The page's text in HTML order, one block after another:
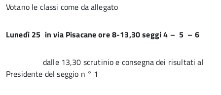
Votano le classi come da allegato
Lunedì 25 in via Pisacane ore 8-13,30 seggi 4 – 5 – 6
dalle 13,30 scrutinio e consegna dei risultati al
Presidente del seggio n ° 1